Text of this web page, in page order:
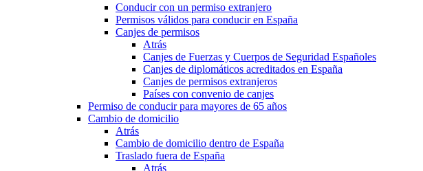
Conducir con un permiso extranjero
Permisos válidos para conducir en España
Canjes de permisos
Atrás
Canjes de Fuerzas y Cuerpos de Seguridad Españoles
Canjes de diplomáticos acreditados en España
Canjes de permisos extranjeros
Países con convenio de canjes
Permiso de conducir para mayores de 65 años
Cambio de domicilio
Atrás
Cambio de domicilio dentro de España
Traslado fuera de España
Atrás